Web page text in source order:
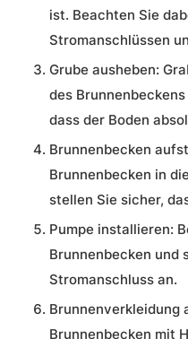
ist. Beachten Sie
Stromanschlüssen
Grube ausheben:
des
dass der Boden
Brunnenbecken
Brunnenbecken in
stellen Sie sicher,
Pumpe installieren:
Brunnenbecken und
Stromanschluss an.
Brunnenverkleidung
Brunnenbecken mit